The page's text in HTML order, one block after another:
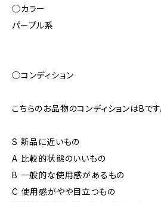
◯カラー
パープル系
◯コンディション
こちらのお品物のコンディションはBです
S 新品に近いもの
A 比較的状態のいいもの
B 一般的な使用感があるもの
C 使用感がやや目立つもの